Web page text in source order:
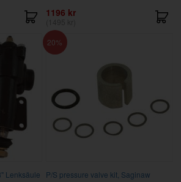
1196 kr
Lenksäule
20
P/S pressure valve kit, Saginaw